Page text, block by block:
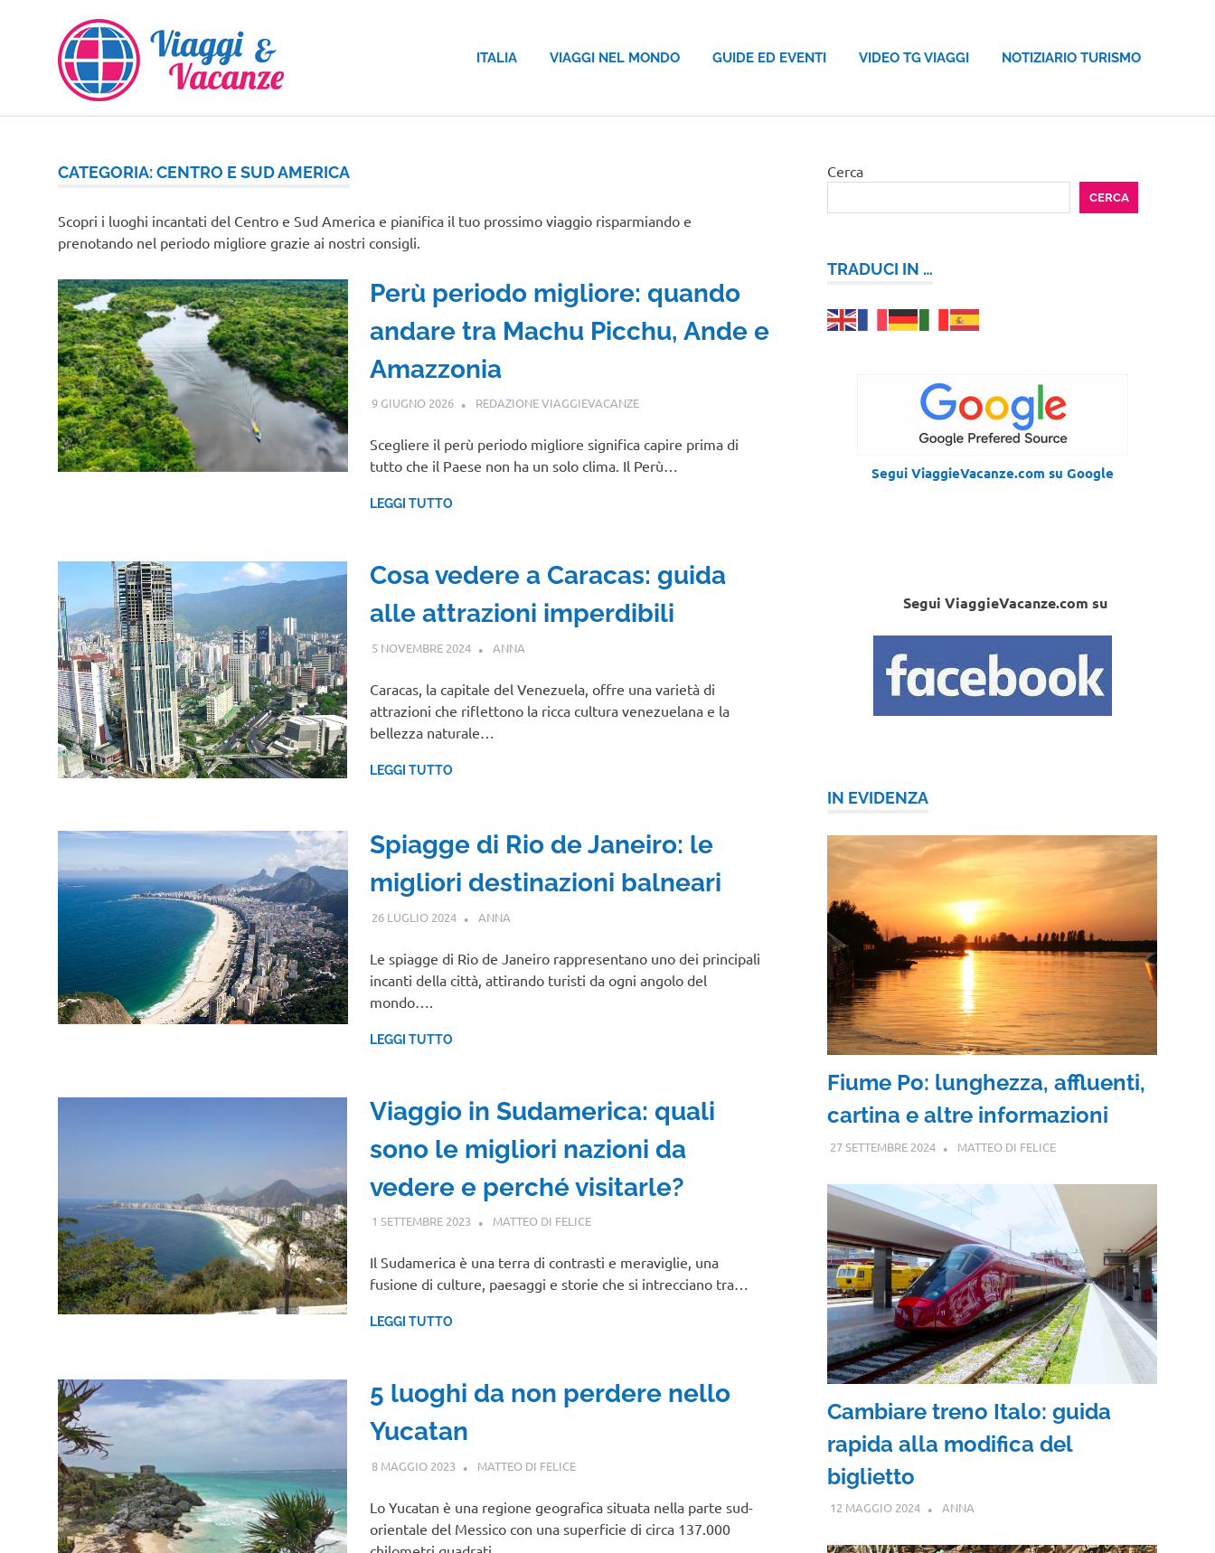
contenuto
ITALIA VIAGGI NEL MONDO GUIDE ED EVENTI VIDEO TG VIAGGI NOTIZIARIO TURISMO
CATEGORIA:CENTRO E SUD AMERICA
Scopri i luoghi incantati del Centro e Sud America e pianifica il tuo prossimo viaggio risparmiando e
prenotando nel periodo migliore grazie ai nostri consigli.
Perù periodo migliore: quando
andare tra Machu Picchu, Ande e
Amazzonia
9 GIUGNO 2026 REDAZIONE VIAGGIEVACANZE
Scegliere il perù periodo migliore significa capire prima di
tutto che il Paese non ha un solo clima. Il Perù…
LEGGI TUTTO
Cosa vedere a Caracas: guida
alle attrazioni imperdibili
5 NOVEMBRE 2024 ANNA
Caracas, la capitale del Venezuela, offre una varietà di
attrazioni che riflettono la ricca cultura venezuelana e la
bellezza naturale…
LEGGI TUTTO
Spiagge di Rio de Janeiro: le
migliori destinazioni balneari
26 LUGLIO 2024 ANNA
Le spiagge di Rio de Janeiro rappresentano uno dei principali
incanti della città, attirando turisti da ogni angolo del
mondo….
LEGGI TUTTO
Viaggio in Sudamerica: quali
sono le migliori nazioni da
vedere e perché visitarle?
1 SETTEMBRE 2023 MATTEO DI FELICE
Il Sudamerica è una terra di contrasti e meraviglie, una
fusione di culture, paesaggi e storie che si intrecciano tra…
LEGGI TUTTO
5 luoghi da non perdere nello
Yucatan
8 MAGGIO 2023 MATTEO DI FELICE
Lo Yucatan è una regione geografica situata nella parte sud-
orientale del Messico con una superficie di circa 137.000
Cerca
CERCA
TRADUCI IN …
Segui ViaggieVacanze.com su Google
Segui ViaggieVacanze.com su
IN EVIDENZA
Fiume Po: lunghezza, affluenti,
cartina e altre informazioni
27 SETTEMBRE 2024 MATTEO DI FELICE
Cambiare treno Italo: guida
rapida alla modifica del
biglietto
12 MAGGIO 2024 ANNA